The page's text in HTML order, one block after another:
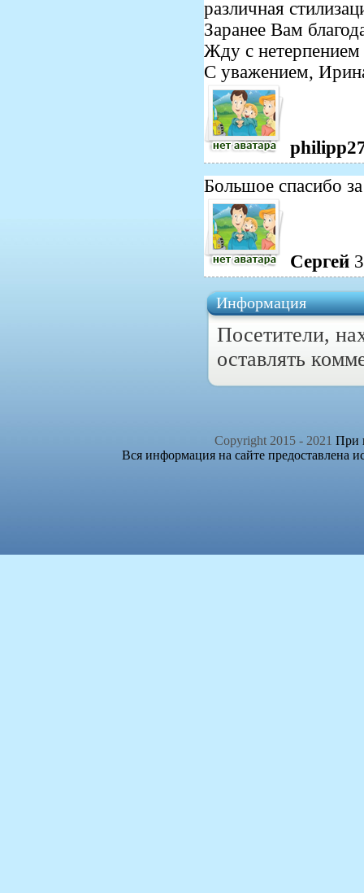
различная
Заранее Вам
Жду с
С уважением,
Большое спасибо
Сергей
Информация
Посетители,
оставлять
Copyright 2015 - 2021 При
Вся информация на сайте предоставлена